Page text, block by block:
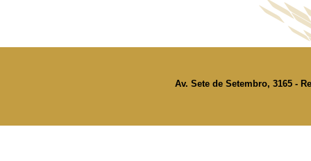
Av. Sete de Setembro, 3165 -